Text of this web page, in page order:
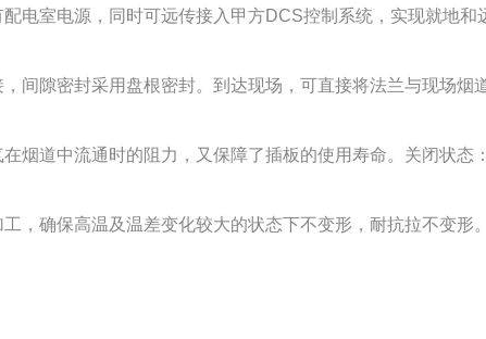
电室电源，同时可远传接入甲方DCS控制系统，实现就地和
间隙密封采用盘根密封。到达现场，可直接将法兰与现场烟
烟道中流通时的阻力，又保障了插板的使用寿命。关闭状态
，确保高温及温差变化较大的状态下不变形，耐抗拉不变形。